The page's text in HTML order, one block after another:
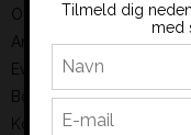
Om os
Ansøg om bruger (B2B)
Events
Book en konsulenttime
Kontakt
Tilmeld dig
med